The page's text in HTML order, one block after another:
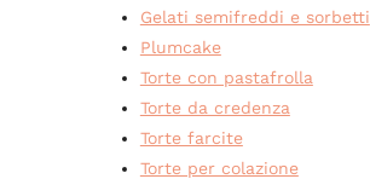
Gelati semifreddi e sorbetti
Plumcake
Torte con pastafrolla
Torte da credenza
Torte farcite
Torte per colazione